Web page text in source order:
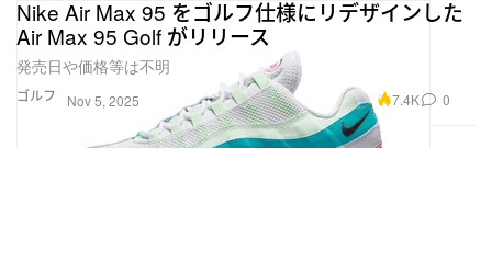
ゴルフ
Nike Air Max 95 をゴルフ仕様にリデザインした
Air Max 95 Golf がリリース
発売日や価格等は不明
Nov 5, 2025 7.4K 0